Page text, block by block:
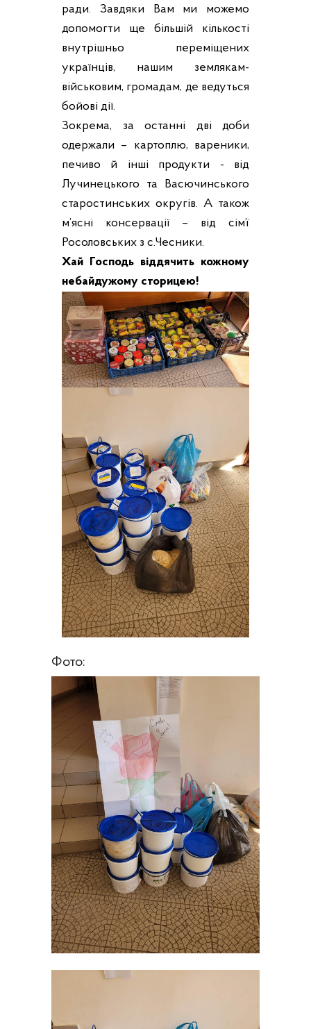
ради. Завдяки Вам ми можемо
допомогти ще більшій кількості
внутрішньо переміщених
українців, нашим землякам-
військовим, громадам, де ведуться
бойові дії.
Зокрема, за останні дві доби
одержали – картоплю, вареники,
печиво й інші продукти - від
Лучинецького та Васючинського
старостинських округів. А також
м’ясні консервації – від сім’ї
Росоловських з с.Чесники.
Хай Господь віддячить кожному
небайдужому сторицею!
Фото: